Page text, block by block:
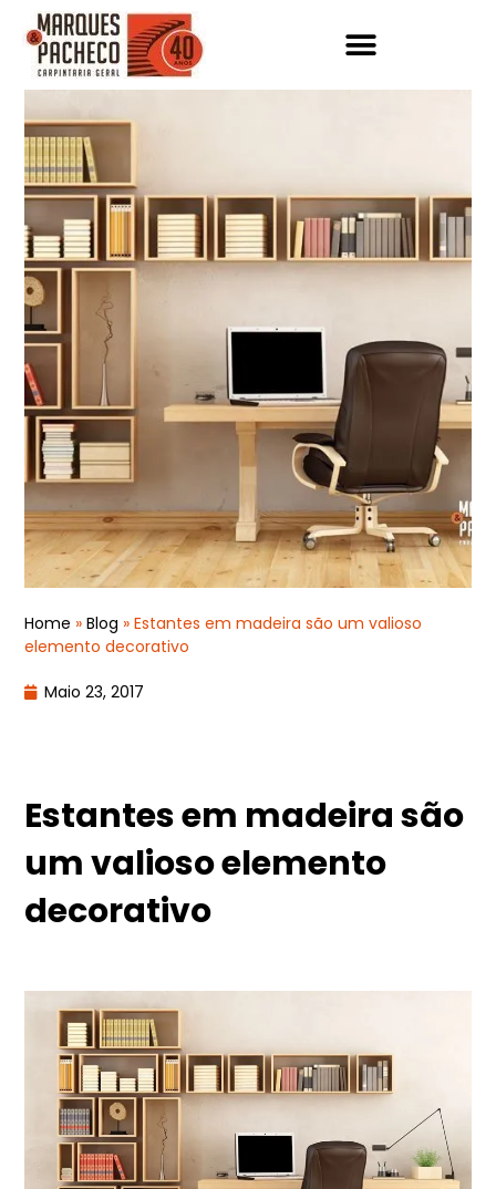
Home »Blog »Estantes em madeira são um valioso
elemento decorativo
Maio 23, 2017
Estantes em madeira são
um valioso elemento
decorativo